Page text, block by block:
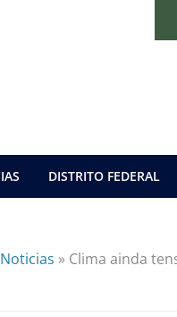
DISTRITO FEDERAL
» Clima ainda